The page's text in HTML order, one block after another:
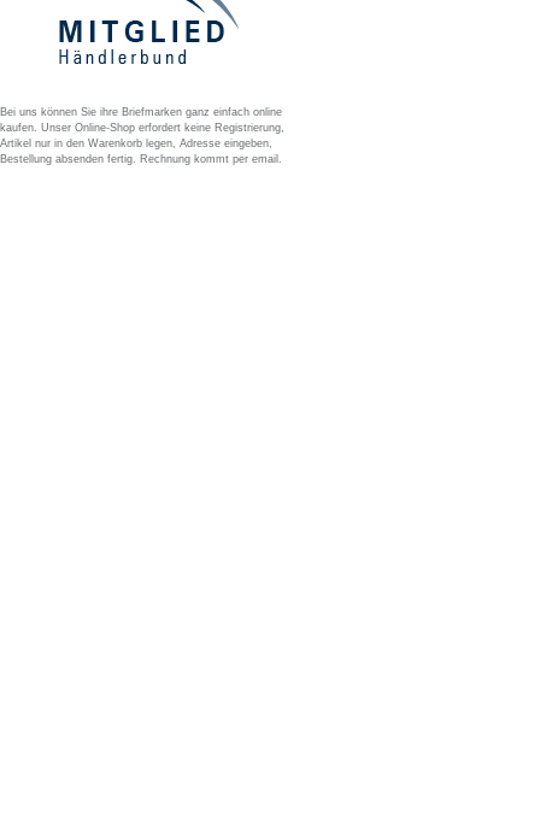
Bei uns können Sie ihre Briefmarken ganz einfach online
kaufen. Unser Online-Shop erfordert keine Registrierung,
Artikel nur in den Warenkorb legen, Adresse eingeben,
Bestellung absenden fertig. Rechnung kommt per email.